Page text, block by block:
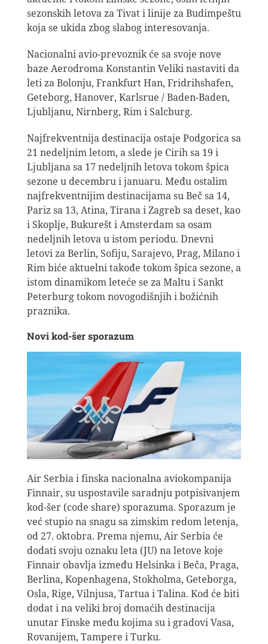
sezonskih letova za Tivat i linije za Budimpeštu
koja se ukida zbog slabog interesovanja.
Nacionalni avio-prevoznik će sa svoje nove
baze Aerodroma Konstantin Veliki nastaviti da
leti za Bolonju, Frankfurt Han, Fridrihshafen,
Geteborg, Hanover, Karlsrue / Baden-Baden,
Ljubljanu, Nirnberg, Rim i Salcburg.
Najfrekventnija destinacija ostaje Podgorica sa
21 nedeljnim letom, a slede je Cirih sa 19 i
Ljubljana sa 17 nedeljnih letova tokom špica
sezone u decembru i januaru. Među ostalim
najfrekventnijim destinacijama su Beč sa 14,
Pariz sa 13, Atina, Tirana i Zagreb sa deset, kao
i Skoplje, Bukurešt i Amsterdam sa osam
nedeljnih letova u istom periodu. Dnevni
letovi za Berlin, Sofiju, Sarajevo, Prag, Milano i
Rim biće aktuelni takođe tokom špica sezone, a
istom dinamikom leteće se za Maltu i Sankt
Peterburg tokom novogodišnjih i božićnih
praznika.
Novi kod-šer sporazum
Air Serbia i finska nacionalna aviokompanija
Finnair, su uspostavile saradnju potpisivanjem
kod-šer (code share) sporazuma. Sporazum je
već stupio na snagu sa zimskim redom letenja,
od 27. oktobra. Prema njemu, Air Serbia će
dodati svoju oznaku leta (JU) na letove koje
Finnair obavlja između Helsinka i Beča, Praga,
Berlina, Kopenhagena, Stokholma, Geteborga,
Osla, Rige, Vilnjusa, Tartua i Talina. Kod će biti
dodat i na veliki broj domaćih destinacija
unutar Finske među kojima su i gradovi Vasa,
Rovanijem, Tampere i Turku.